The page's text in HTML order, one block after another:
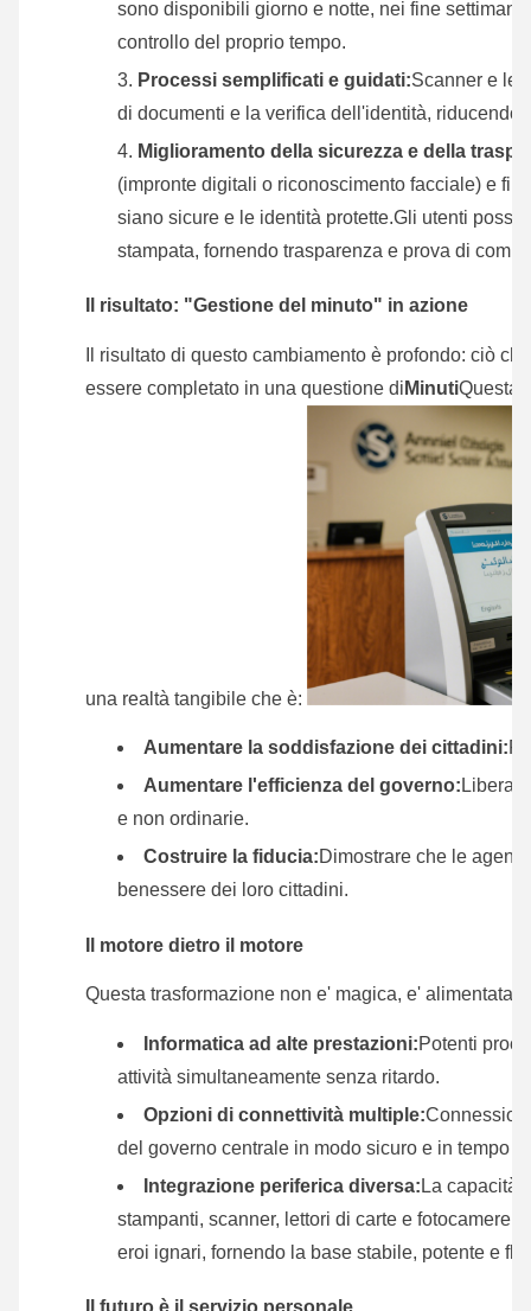
sono disponibili giorno e notte, nei fine
controllo del proprio tempo.
Processi semplificati e guidati:Scanner e
di documenti e la verifica dell'identità, riducendo
Miglioramento della sicurezza e della
(impronte digitali o riconoscimento facciale) e
siano sicure e le identità protette.Gli utenti
stampata, fornendo trasparenza e prova di
Il risultato: "Gestione del minuto" in azione
Il risultato di questo cambiamento è profondo: ciò
essere completato in una questione di MinutiQuesta
una realtà tangibile che è:
Aumentare la soddisfazione dei cittadini:
Aumentare l'efficienza del governo:
e non ordinarie.
Costruire la fiducia:Dimostrare che le
benessere dei loro cittadini.
Il motore dietro il motore
Questa trasformazione non e' magica, e' alimentata
Informatica ad alte prestazioni:Potenti
attività simultaneamente senza ritardo.
Opzioni di connettività multiple:
del governo centrale in modo sicuro e in tempo
Integrazione periferica diversa: La capacità
stampanti, scanner, lettori di carte e fotocamere
eroi ignari, fornendo la base stabile, potente e